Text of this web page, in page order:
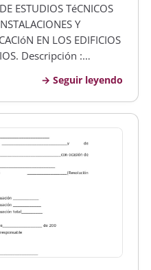
ESTUDIOS TéCNICOS
Y
EN LOS EDIFICIOS
Descripción :
de señales de
Sistemas para el
Seguir leyendo